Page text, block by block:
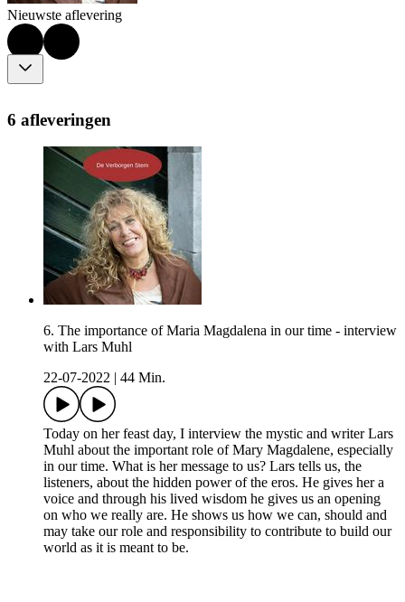
Nieuwste aflevering
6 afleveringen
6. The importance of Maria Magdalena in our time - interview
with Lars Muhl
22-07-2022
44 Min.
Today on her feast day, I interview the mystic and writer Lars
Muhl about the important role of Mary Magdalene, especially
in our time. What is her message to us? Lars tells us, the
listeners, about the hidden power of the eros. He gives her a
voice and through his lived wisdom he gives us an opening
on who we really are. He shows us how we can, should and
may take our role and responsibility to contribute to build our
world as it is meant to be.